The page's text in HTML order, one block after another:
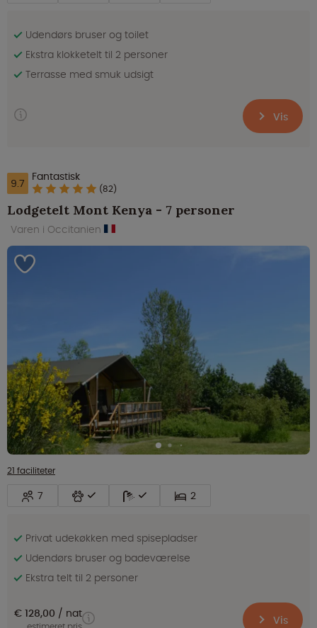
Udendørs bruser og toilet
Ekstra klokketelt til 2 personer
Terrasse med smuk udsigt
Vis
9.7 Fantastisk
(82)
Lodgetelt Mont Kenya - 7 personer
Varen i Occitanien
21 faciliteter
7 2
Privat udekøkken med spisepladser
Udendørs bruser og badeværelse
Ekstra telt til 2 personer
€ 128,00 nat Vis